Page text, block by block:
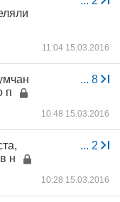
11:04 15.03.2016
... 8
п
10:48 15.03.2016
... 2
н
10:28 15.03.2016